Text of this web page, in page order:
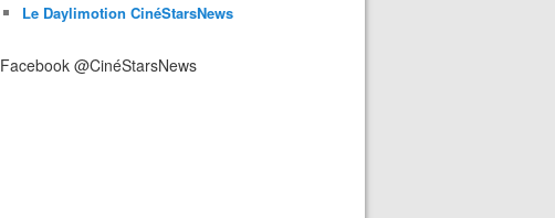
Le Daylimotion CinéStarsNews
Facebook @CinéStarsNews